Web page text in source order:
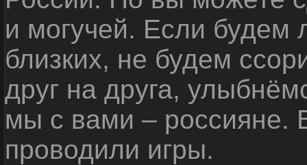
и могучей. Если будем
близких, не будем
друг на друга,
мы с вами – россияне.
проводили игры.